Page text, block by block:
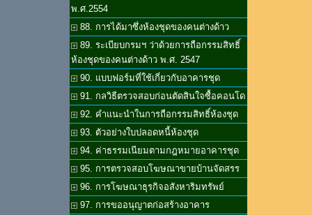
พ.ศ.2554
88. การได้มาซึ่งห้องชุดของคนต่างด้าว
89. ระเบียบกรมฯ ว่าด้วยการถือกรรมสิทธิ์
ห้องชุดของคนต่างด้าว พ.ศ. 2547
90. แบบฟอร์มที่ใช้เกี่ยวกับอาคารชุด
91. กลวิธีตรวจสอบก่อนตัดสินใจซื้อคอนโด
92. คำแนะนำในการถือกรรมสิทธิ์ห้องชุด
93. ตัวอย่างใบปลอดหนี้ห้องชุด
94. ค่าธรรมเนียมตามกฎหมายอาคารชุด
95. การตรวจสอบโฆษณาขายบ้านจัดสรร
96. การโฆษณาธุรกิจอสังหาริมทรัพย์
97. การขออนุญาตก่อสร้างอาคาร